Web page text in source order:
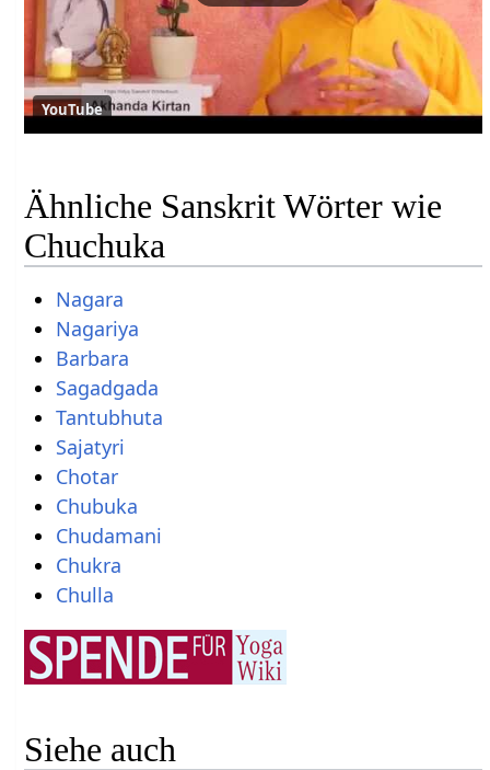
YouTube
Ähnliche Sanskrit Wörter wie
Chuchuka
Nagara
Nagariya
Barbara
Sagadgada
Tantubhuta
Sajatyri
Chotar
Chubuka
Chudamani
Chukra
Chulla
Siehe auch